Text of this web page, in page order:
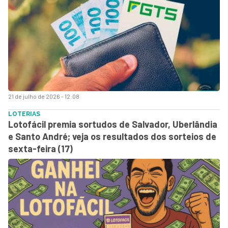
21 de julho de 2026 - 12:08
LOTERIAS
Lotofácil premia sortudos de Salvador, Uberlândia
e Santo André; veja os resultados dos sorteios de
sexta-feira (17)